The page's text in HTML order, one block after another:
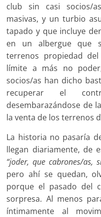
club sin casi socios/
masivas, y un turbio
tapado y que incluye
en un albergue que
terrenos propiedad
límite a más no
socios/as han dicho
recuperar el
desembarazándose de
la venta de los terrenos
La historia no pasaría
llegan diariamente, de
“joder, que cabrones/as,
pero ahí se quedan,
porque el pasado del
sorpresa. Al menos
íntimamente al